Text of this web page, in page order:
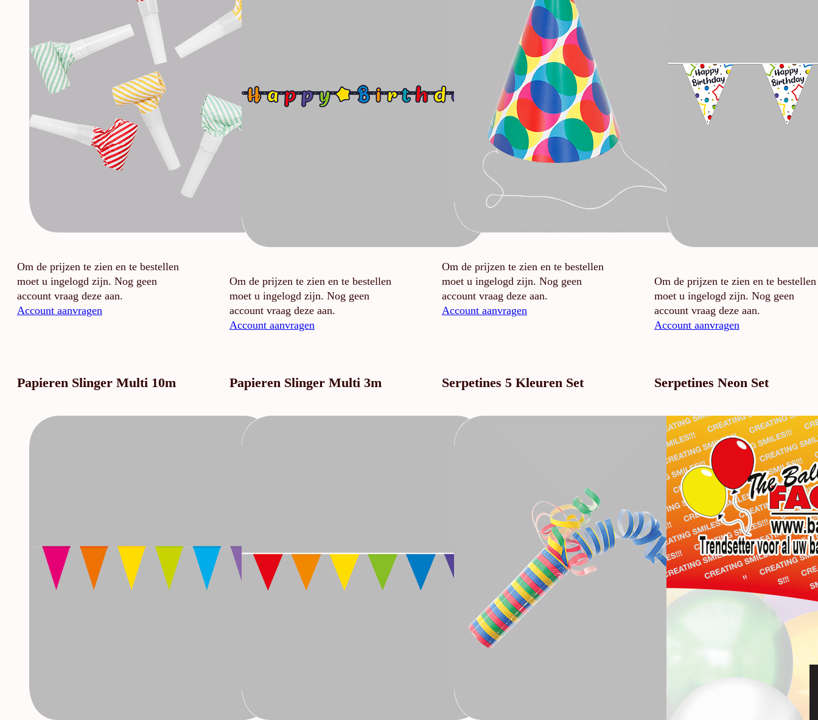
Om de prijzen te zien en te bestellen
moet u ingelogd zijn. Nog geen
account vraag deze aan.
Account aanvragen
Om de prijzen te zien en te bestellen
moet u ingelogd zijn. Nog geen
account vraag deze aan.
Account aanvragen
Om de prijzen te zien en te bestellen
moet u ingelogd zijn. Nog geen
account vraag deze aan.
Account aanvragen
Om de prijzen te zien en te bestellen
moet u ingelogd zijn. Nog geen
account vraag deze aan.
Account aanvragen
Papieren Slinger Multi 10m Papieren Slinger Multi 3m Serpetines 5 Kleuren Set Serpetines Neon Set